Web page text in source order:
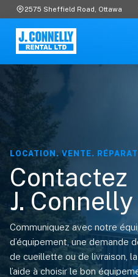
2575 Sheffield Road, Ottawa
LOCATION. VENTE.
Contactez
J.
Communiquez avec notre
d’équipement, une demande
de cueillette ou de livraison,
l’aide à choisir le bon